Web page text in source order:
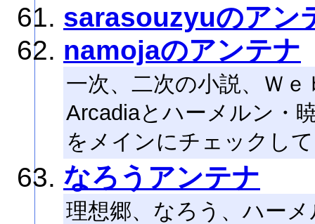
sarasouzyuのアン
namojaのアンテナ
一次、二次の小説、Ｗ
Arcadiaとハーメルン・
をメインにチェックし
なろうアンテナ
理想郷、なろう、ハー